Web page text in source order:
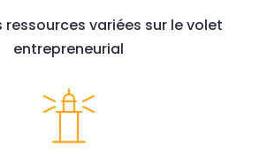
ressources variées sur le volet
entrepreneurial